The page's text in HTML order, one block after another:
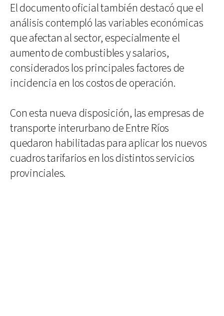
El documento oficial también destacó que el
análisis contempló las variables económicas
que afectan al sector, especialmente el
aumento de combustibles y salarios,
considerados los principales factores de
incidencia en los costos de operación.
Con esta nueva disposición, las empresas de
transporte interurbano de Entre Ríos
quedaron habilitadas para aplicar los nuevos
cuadros tarifarios en los distintos servicios
provinciales.